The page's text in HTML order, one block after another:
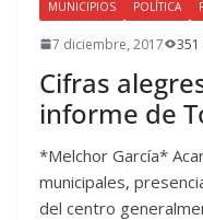
MUNICIPIOS POLÍTICA
7 diciembre, 2017 351
Cifras
informe de
*Melchor García*
municipales,
del centro